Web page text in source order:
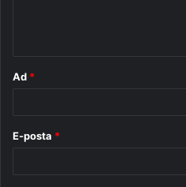
Ad *
E-posta *